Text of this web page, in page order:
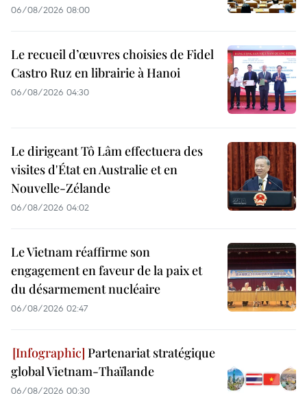
06/08/2026 08:00
Le recueil d’œuvres choisies de Fidel
Castro Ruz en librairie à Hanoi
06/08/2026 04:30
Le dirigeant Tô Lâm effectuera des
visites d'État en Australie et en
Nouvelle-Zélande
06/08/2026 04:02
Le Vietnam réaffirme son
engagement en faveur de la paix et
du désarmement nucléaire
06/08/2026 02:47
Partenariat stratégique
global Vietnam-Thaïlande
06/08/2026 00:30